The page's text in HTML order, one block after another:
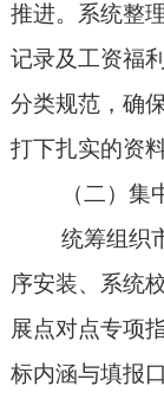
推进。系统整理
记录及工资福
分类规范，确
打下扎实的资
（二） 集
统筹组织
序安装、系统
展点对点专项
标内涵与填报